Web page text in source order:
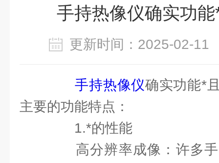
手持热像仪确实功
更新时间：2025-02-
手持热像仪确实功能*
主要的功能特点：
1.*的性能
高分辨率成像：许多手